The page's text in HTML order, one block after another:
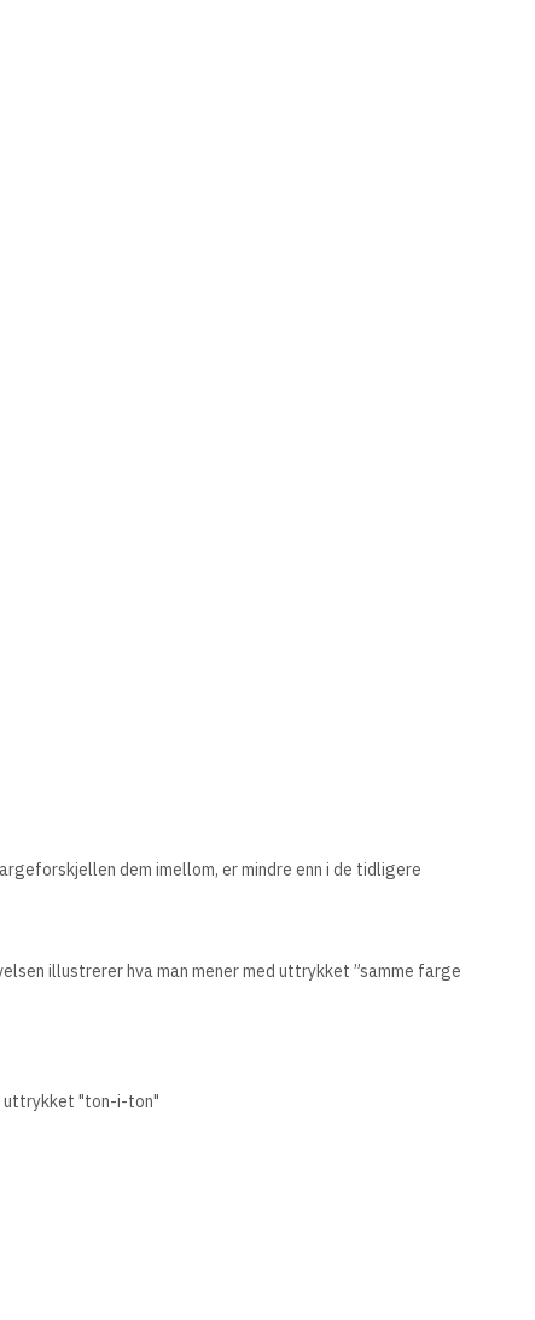
dem imellom, er mindre enn i de tidligere
illustrerer hva man mener med uttrykket ”samme farge
uttrykket "ton-i-ton"